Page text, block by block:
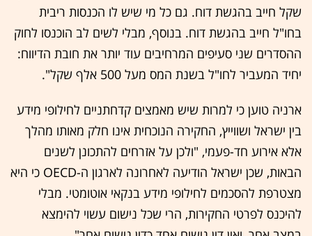
שקל חייב בהגשת דוח. גם כל מי שיש לו הכנסות ריבית
בחו"ל חייב בהגשת דוח. בנוסף, מבלי לשים לב הוכנסו לחוק
ההסדרים שני סעיפים המרחיבים עוד יותר את חובת הדיווח:
יחיד המעביר לחו"ל בשנת המס מעל 500 אלף שקל".
ארניה טוען כי למרות שיש מאמצים קדחתניים לחילופי מידע
בין ישראל ושווייץ, החקירה הנוכחית אינו חלק מאותו מהלך
אלא אירוע חד-פעמי, "ולכן על אזרחים להתכונן לשנים
הבאות, שכן ישראל הודיעה לאחרונה לארגון ה-OECD כי היא
מצטרפת להסכמים לחילופי מידע בנקאי אוטומטי. מבלי
להיכנס לפרטי החקירות, הרי שכל נישום עשוי להימצא